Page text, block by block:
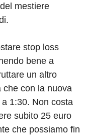
mestiere
stop loss
bene a
un altro
con la nuova
1:30. Non costa
subito 25 euro
che possiamo fin